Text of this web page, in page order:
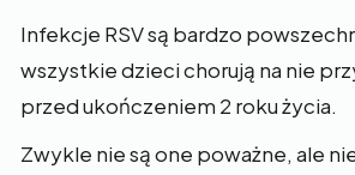
Infekcje RSV są bardzo
wszystkie dzieci chorują na nie
przed ukończeniem 2 roku życia.
Zwykle nie są one poważne, ale